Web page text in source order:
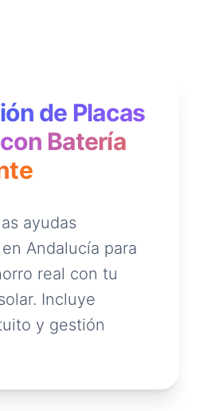
de Placas
Batería
ayudas
Andalucía para
real con tu
Incluye
y gestión